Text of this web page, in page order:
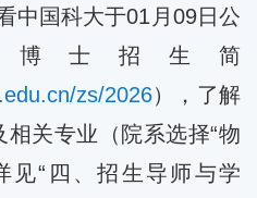
中国科大于01月09日公
博士招生简
zs/2026），了解
关专业（院系选择“物
见“四、招生导师与学